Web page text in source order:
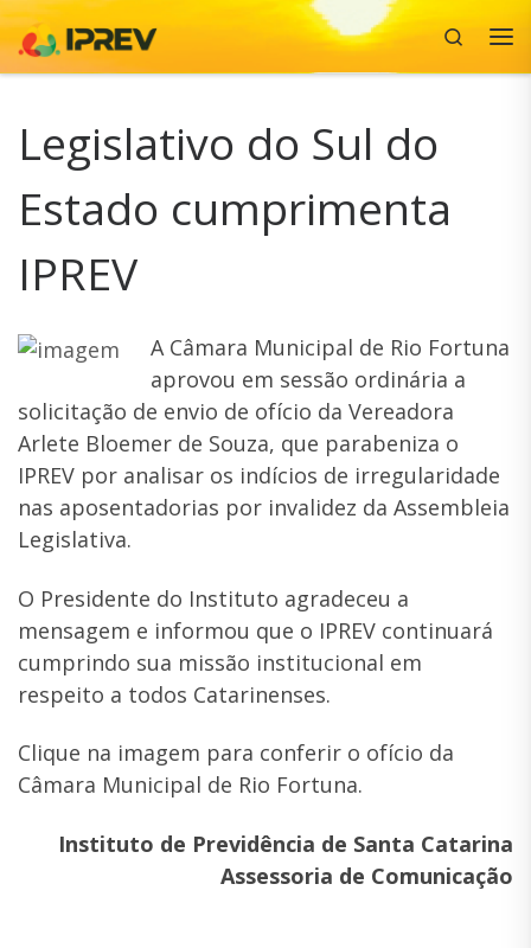
Skip to content
Search
Legislativo do Sul do
Estado cumprimenta
IPREV
A Câmara Municipal de Rio Fortuna
aprovou em sessão ordinária a
solicitação de envio de ofício da Vereadora
Arlete Bloemer de Souza, que parabeniza o
IPREV por analisar os indícios de irregularidade
nas aposentadorias por invalidez da Assembleia
Legislativa.
O Presidente do Instituto agradeceu a
mensagem e informou que o IPREV continuará
cumprindo sua missão institucional em
respeito a todos Catarinenses.
Clique na imagem para conferir o ofício da
Câmara Municipal de Rio Fortuna.
Instituto de Previdência de Santa Catarina
Assessoria de Comunicação